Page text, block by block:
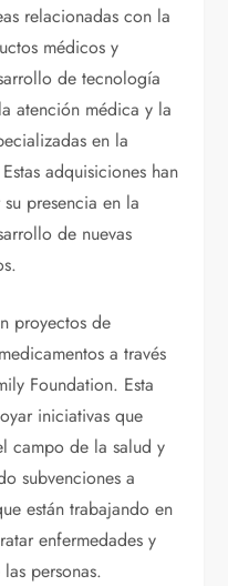
relacionadas con la
médicos y
de tecnología
atención médica y la
en la
adquisiciones han
presencia en la
de nuevas
proyectos de
a través
Foundation. Esta
iniciativas que
campo de la salud y
subvenciones a
están trabajando en
enfermedades y
personas.